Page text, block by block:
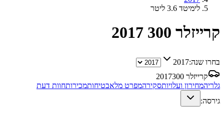
לימיטד 3.6 ליטר
קרייזלר 300 2017
בחרו שנה:2017
קרייזלר 300
2017
גלריהמחירון ועלויותסקירהמפרט מלאבטיחותמכירותחוות דעת
גירסה: